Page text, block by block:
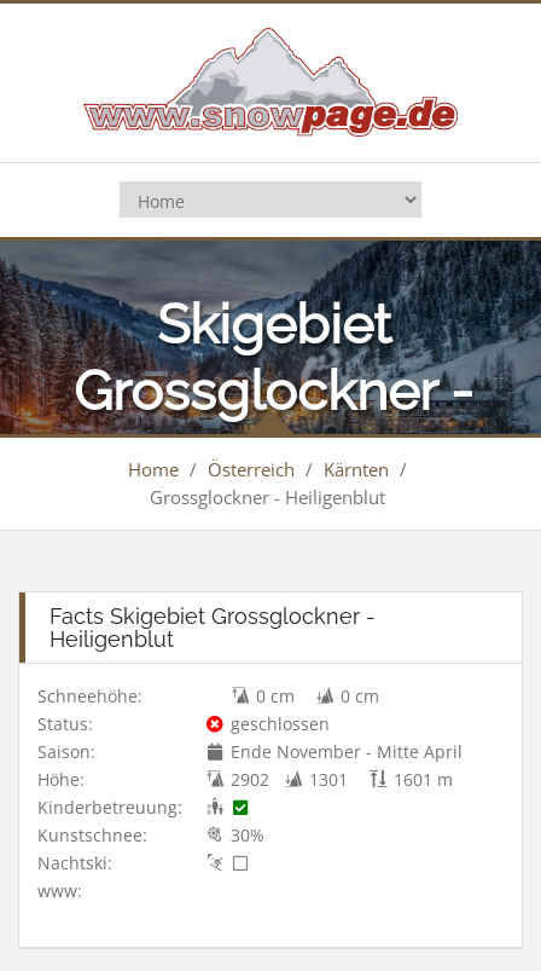
Skigebiet
Grossglockner -
Heiligenblut
Home / Österreich / Kärnten /
Grossglockner - Heiligenblut
Facts Skigebiet Grossglockner -
Heiligenblut
Schneehöhe: 0 cm
0 cm
Status:
geschlossen
Saison:
Ende November - Mitte April
Höhe:
2902 1301
1601 m
Kinderbetreuung:
Kunstschnee:
30%
Nachtski:
www: